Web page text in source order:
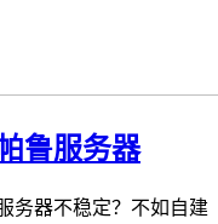
鲁服务器
务器不稳定？不如自建